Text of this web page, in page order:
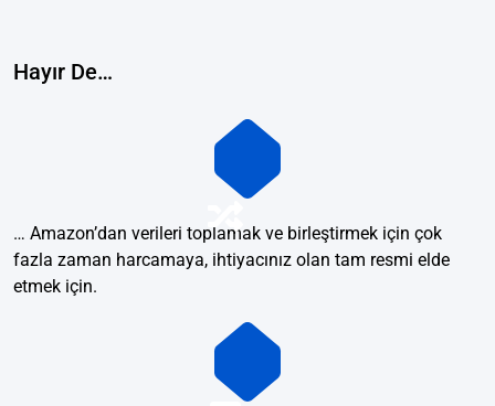
Hayır De…
… Amazon’dan verileri toplamak ve birleştirmek için çok
fazla zaman harcamaya, ihtiyacınız olan tam resmi elde
etmek için.